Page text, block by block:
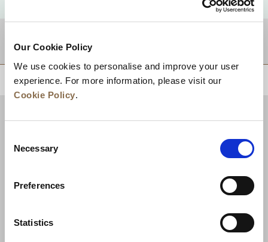
Our Cookie Policy
We use cookies to personalise and improve your user
experience. For more information, please visit our
Cookie Policy.
Selection
Necessary
Preferences
Statistics
目的地